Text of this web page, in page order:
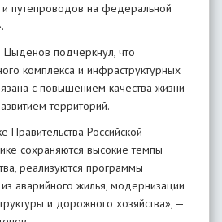
и путепроводов на федеральной
Цыденов подчеркнул, что
комплекса и инфраструктурных
с повышением качества жизни
территорий.
Российской
сохраняются высокие темпы
реализуются программы
аварийного жилья, модернизации
и дорожного хозяйства», —